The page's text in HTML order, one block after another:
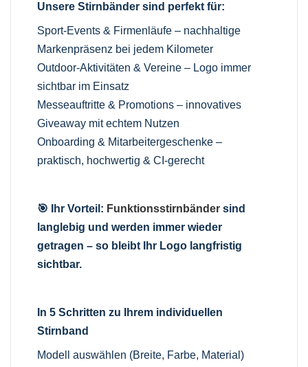
Unsere Stirnbänder sind perfekt für:
Sport-Events & Firmenläufe – nachhaltige
Markenpräsenz bei jedem Kilometer
Outdoor-Aktivitäten & Vereine – Logo immer
sichtbar im Einsatz
Messeauftritte & Promotions – innovatives
Giveaway mit echtem Nutzen
Onboarding & Mitarbeitergeschenke –
praktisch, hochwertig & CI-gerecht
🎯 Ihr Vorteil: Funktionsstirnbänder sind
langlebig und werden immer wieder
getragen – so bleibt Ihr Logo langfristig
sichtbar.
In 5 Schritten zu Ihrem individuellen
Stirnband
Modell auswählen (Breite, Farbe, Material)